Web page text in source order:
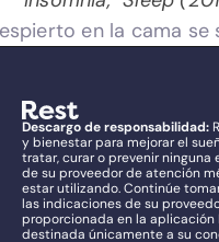
en la cama
Descargo de responsabilidad:
y bienestar para mejorar el
tratar, curar o prevenir
de su proveedor de atención
estar utilizando. Continúe
las indicaciones de su
proporcionada en la aplicación
destinada únicamente a su